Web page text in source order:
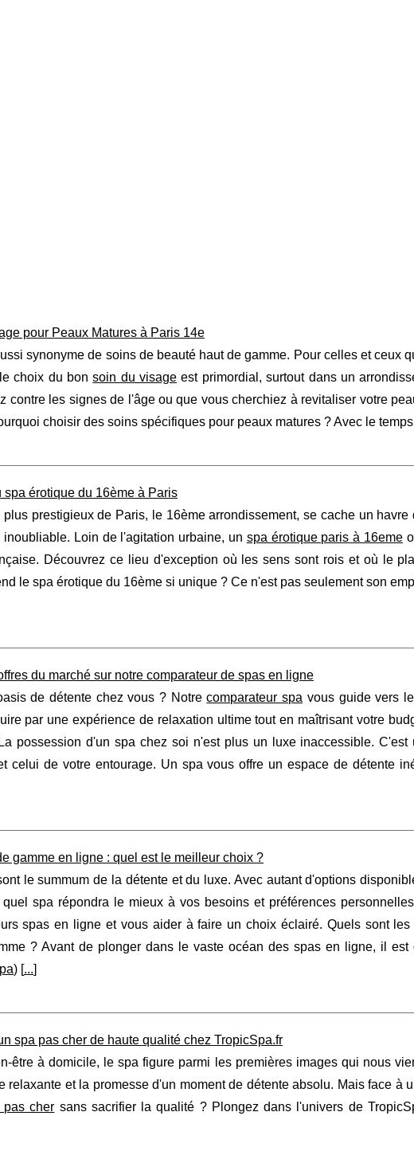
pour Peaux Matures à Paris 14e
synonyme de soins de beauté haut de gamme. Pour celles et ceux
choix du bonsoin du visage est primordial, surtout dans un
contre les signes de l'âge ou que vous cherchiez à revitaliser votre
choisir des soins spécifiques pour peaux matures ? Avec le
érotique du 16ème à Paris
prestigieux de Paris, le 16ème arrondissement, se cache un
Loin de l'agitation urbaine, un spa érotique paris à 16eme
Découvrez ce lieu d'exception où les sens sont rois et où le
le spa érotique du 16ème si unique ? Ce n'est pas seulement son
du marché sur notre comparateur de spas en ligne
de détente chez vous ? Notrecomparateur spa vous guide vers
par une expérience de relaxation ultime tout en maîtrisant votre
possession d'un spa chez soi n'est plus un luxe inaccessible. C'est
celui de votre entourage. Un spa vous offre un espace de détente
gamme en ligne : quel est le meilleur choix ?
le summum de la détente et du luxe. Avec autant d'options
spa répondra le mieux à vos besoins et préférences
spas en ligne et vous aider à faire un choix éclairé. Quels sont les
? Avant de plonger dans le vaste océan des spas en ligne, il est
) [...]
spa pas cher de haute qualité chez TropicSpa.fr
être à domicile, le spa figure parmi les premières images qui nous
relaxante et la promesse d'un moment de détente absolu. Mais face à
pas cher sans sacrifier la qualité ? Plongez dans l'univers de